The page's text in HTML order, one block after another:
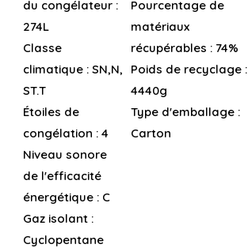
du congélateur :
274L
Classe
climatique : SN,N,
ST.T
Étoiles de
congélation : 4
Niveau sonore
de l'efficacité
énergétique : C
Gaz isolant :
Cyclopentane
Pourcentage de
matériaux
récupérables : 74%
Poids de recyclage :
4440g
Type d'emballage :
Carton